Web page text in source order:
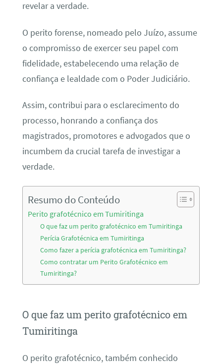
revelar a verdade.
O perito forense, nomeado pelo Juízo, assume
o compromisso de exercer seu papel com
fidelidade, estabelecendo uma relação de
confiança e lealdade com o Poder Judiciário.
Assim, contribui para o esclarecimento do
processo, honrando a confiança dos
magistrados, promotores e advogados que o
incumbem da crucial tarefa de investigar a
verdade.
Resumo do Conteúdo
Perito grafotécnico em Tumiritinga
O que faz um perito grafotécnico em Tumiritinga
Perícia Grafotécnica em Tumiritinga
Como fazer a perícia grafotécnica em Tumiritinga?
Como contratar um Perito Grafotécnico em
Tumiritinga?
O que faz um perito grafotécnico em
Tumiritinga
O perito grafotécnico, também conhecido